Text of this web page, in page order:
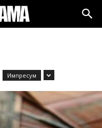
Импресум